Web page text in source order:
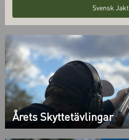
Svensk Jakt
Årets Skyttetävlingar